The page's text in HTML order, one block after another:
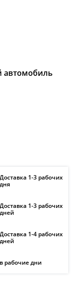
автомобиль
Доставка 1-3 рабочих
дня
Доставка 1-3 рабочих
дней
Доставка 1-4 рабочих
дней
в рабочие дни